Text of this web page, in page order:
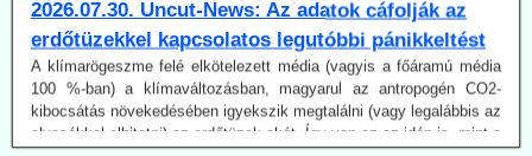
A klímarögeszme felé elkötelezett média (vagyis a főáramú média
100 %-ban) a klímaváltozásban, magyarul az antropogén CO2-
kibocsátás növekedésében igyekszik megtalálni (vagy legalábbis az
olvasókkal elhitetni) az erdőtüzek okát. Így van ez az idén is, mint a
korábbi években. A gépezet figyelmen kívül hagyja úgy az emberi
tényezőt, akár a gondatlanságot, akár a szándékos gyújtogatást,
mint a hatósági ideológiavezérelt hozzáállást, amit több